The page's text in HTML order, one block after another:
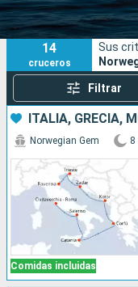
Puertos
14
cruceros
Sus
Filtrar
Comidas incluidas
Norwegian Gem 8